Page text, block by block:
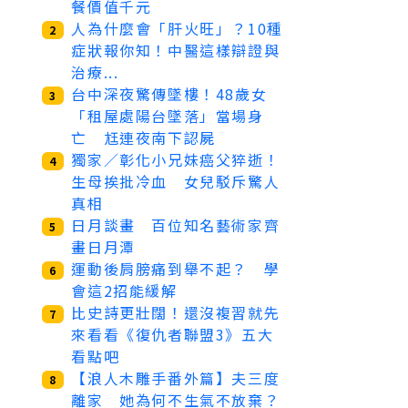
餐價值千元
2
人為什麼會「肝火旺」？10種
症狀報你知！中醫這樣辯證與
治療...
3
台中深夜驚傳墜樓！48歲女
「租屋處陽台墜落」當場身
亡 尪連夜南下認屍
4
獨家／彰化小兄妹癌父猝逝！
生母挨批冷血 女兒駁斥驚人
真相
5
日月談畫 百位知名藝術家齊
畫日月潭
6
運動後肩膀痛到舉不起？ 學
會這2招能緩解
7
比史詩更壯闊！還沒複習就先
來看看《復仇者聯盟3》五大
看點吧
8
【浪人木雕手番外篇】夫三度
離家 她為何不生氣不放棄？